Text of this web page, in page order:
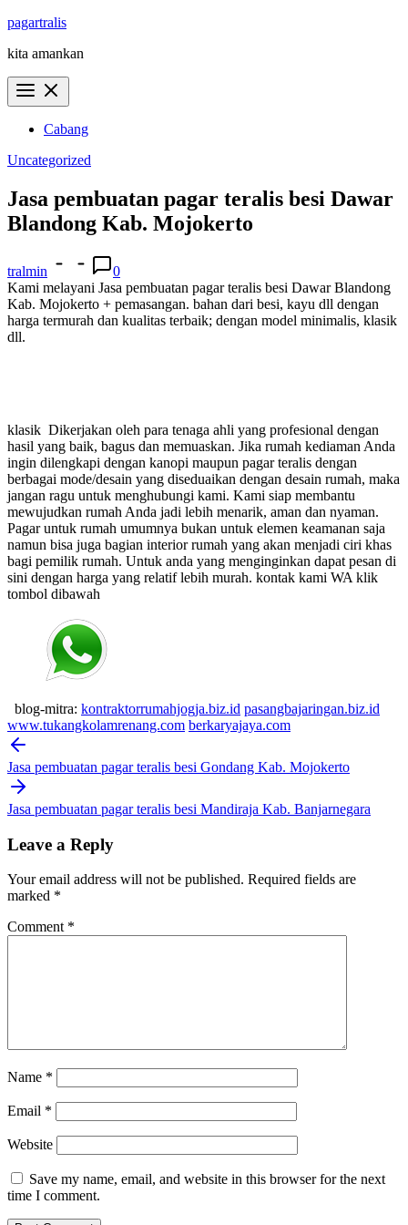
Skip
content
pagartralis
kita amankan
Cabang
Uncategorized
Jasa pembuatan pagar teralis besi Dawar
Blandong Kab. Mojokerto
tralmin
0
Kami melayani Jasa pembuatan pagar teralis besi Dawar Blandong
Kab. Mojokerto + pemasangan. bahan dari besi, kayu dll dengan
harga termurah dan kualitas terbaik; dengan model minimalis, klasik
dll.
klasik Dikerjakan oleh para tenaga ahli yang profesional dengan
hasil yang baik, bagus dan memuaskan. Jika rumah kediaman Anda
ingin dilengkapi dengan kanopi maupun pagar teralis dengan
berbagai mode/desain yang diseduaikan dengan desain rumah, maka
jangan ragu untuk menghubungi kami. Kami siap membantu
mewujudkan rumah Anda jadi lebih menarik, aman dan nyaman.
Pagar untuk rumah umumnya bukan untuk elemen keamanan saja
namun bisa juga bagian interior rumah yang akan menjadi ciri khas
bagi pemilik rumah. Untuk anda yang menginginkan dapat pesan di
sini dengan harga yang relatif lebih murah. kontak kami WA klik
tombol dibawah
blog-mitra: kontraktorrumahjogja.biz.id pasangbajaringan.biz.id
www.tukangkolamrenang.com berkaryajaya.com
Post
navigation
Jasa pembuatan pagar teralis besi Gondang Kab. Mojokerto
Jasa pembuatan pagar teralis besi Mandiraja Kab. Banjarnegara
Leave a Reply
Your email address will not be published. Required fields are
marked *
Comment *
Name *
Email *
Website
Save my name, email, and website in this browser for the next
time I comment.